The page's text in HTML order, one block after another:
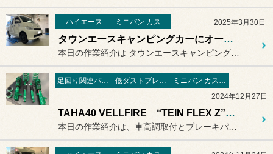
ハイエース ミニバン カスタマイズ編 2025年3月30日
タウンエースキャンピングカーにオートクルーズ機能付きスロコンを取付
足回り関連パーツ 低ダストブレーキパッド
ミニバン カスタマイズ編
2024年12月27日
TAHA40 VELLFIRE “TEIN FLEX Z” "Project μ 低ダストパッド”